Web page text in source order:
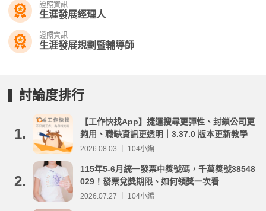
證照資訊
生涯發展經理人
證照資訊
生涯發展規劃暨輔導師
討論度排行
1.
【工作快找App】捷運搜尋更彈性、封鎖公司更
夠用、職缺資訊更透明｜3.37.0 版本更新教學
2026.08.03 ｜ 104小編
2.
115年5-6月統一發票中獎號碼，千萬獎號38548
029！發票兌獎期限、如何領獎一次看
2026.07.27 ｜ 104小編